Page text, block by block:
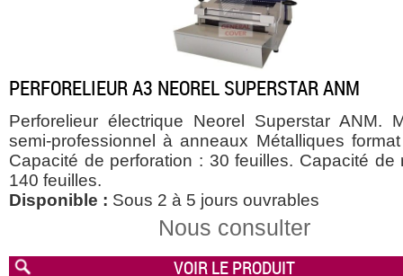
PERFORELIEUR A3 NEOREL SUPERSTAR ANM
Perforelieur électrique Neorel Superstar ANM.
semi-professionnel à anneaux Métalliques
Capacité de perforation : 30 feuilles. Capacité de
140 feuilles.
Disponible : Sous 2 à 5 jours ouvrables
Nous consulter
VOIR LE PRODUIT